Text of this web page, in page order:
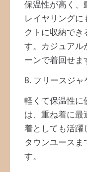
保温性が高く、
レイヤリングに
クトに収納でき
す。カジュアル
ーンで着回せま
8. フリースジャ
軽くて保温性に
は、重ね着に最
着としても活躍
タウンユースま
す。